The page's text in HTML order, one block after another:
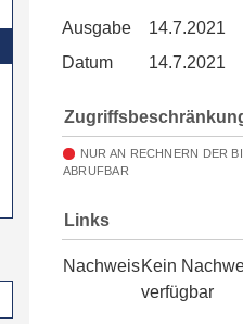
Ausgabe
14.7.2021
Datum
14.7.2021
NUR AN RECHNERN DER
ABRUFBAR
Links
NachweisKein
verfügbar